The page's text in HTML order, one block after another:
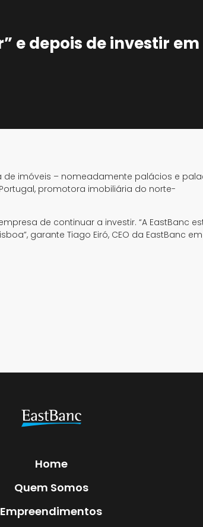
e depois de investir em
de imóveis – nomeadamente palácios e
promotora imobiliária do norte-
de continuar a investir. “A EastBanc
garante Tiago Eiró, CEO da EastBanc em
Home
Quem Somos
Empreendimentos